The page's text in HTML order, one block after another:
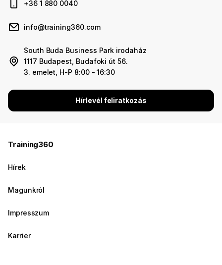
+36 1 880 0040
info@training360.com
South Buda Business Park irodaház
1117 Budapest, Budafoki út 56.
3. emelet, H-P 8:00 - 16:30
Hírlevél feliratkozás
Training360
Hírek
Magunkról
Impresszum
Karrier